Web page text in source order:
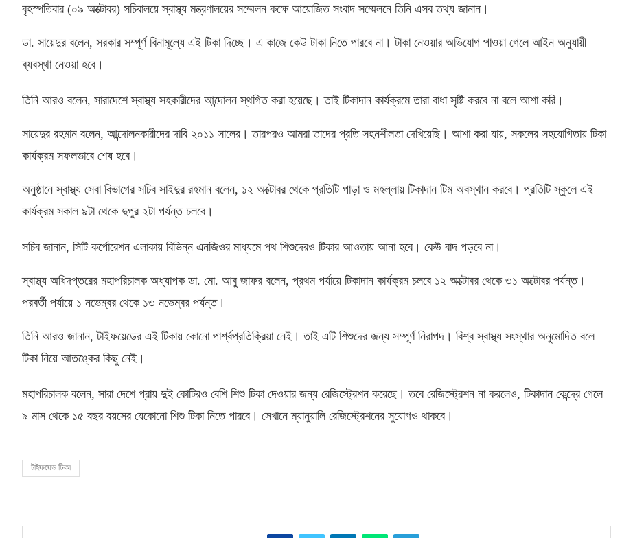
বৃহস্পতিবার (০৯ অক্টোবর) সচিবালয়ে স্বাস্থ্য মন্ত্রণালয়ের সম্মেলন কক্ষে আয়োজিত সংবাদ সম্মেলনে তিনি এসব তথ্য জানান।
ডা. সায়েদুর বলেন, সরকার সম্পূর্ণ বিনামূল্যে এই টিকা দিচ্ছে। এ কাজে কেউ টাকা নিতে পারবে না। টাকা নেওয়ার অভিযোগ পাওয়া গেলে আইন অনুযায়ী
ব্যবস্থা নেওয়া হবে।
তিনি আরও বলেন, সারাদেশে স্বাস্থ্য সহকারীদের আন্দোলন স্থগিত করা হয়েছে। তাই টিকাদান কার্যক্রমে তারা বাধা সৃষ্টি করবে না বলে আশা করি।
সায়েদুর রহমান বলেন, আন্দোলনকারীদের দাবি ২০১১ সালের। তারপরও আমরা তাদের প্রতি সহনশীলতা দেখিয়েছি। আশা করা যায়, সকলের সহযোগিতায় টিকা
কার্যক্রম সফলভাবে শেষ হবে।
অনুষ্ঠানে স্বাস্থ্য সেবা বিভাগের সচিব সাইদুর রহমান বলেন, ১২ অক্টোবর থেকে প্রতিটি পাড়া ও মহল্লায় টিকাদান টিম অবস্থান করবে। প্রতিটি স্কুলে এই
কার্যক্রম সকাল ৯টা থেকে দুপুর ২টা পর্যন্ত চলবে।
সচিব জানান, সিটি কর্পোরেশন এলাকায় বিভিন্ন এনজিওর মাধ্যমে পথ শিশুদেরও টিকার আওতায় আনা হবে। কেউ বাদ পড়বে না।
স্বাস্থ্য অধিদপ্তরের মহাপরিচালক অধ্যাপক ডা. মো. আবু জাফর বলেন, প্রথম পর্যায়ে টিকাদান কার্যক্রম চলবে ১২ অক্টোবর থেকে ৩১ অক্টোবর পর্যন্ত।
পরবর্তী পর্যায়ে ১ নভেম্বর থেকে ১৩ নভেম্বর পর্যন্ত।
তিনি আরও জানান,টাইফয়েডের এই টিকায় কোনো পার্শ্বপ্রতিক্রিয়া নেই। তাই এটি শিশুদের জন্য সম্পূর্ণ নিরাপদ। বিশ্ব স্বাস্থ্য সংস্থার অনুমোদিত বলে
টিকা নিয়ে আতঙ্কের কিছু নেই।
মহাপরিচালক বলেন, সারা দেশে প্রায় দুই কোটিরও বেশি শিশু টিকা দেওয়ার জন্য রেজিস্ট্রেশন করেছে। তবে রেজিস্ট্রেশন না করলেও, টিকাদান কেন্দ্রে গেলে
৯ মাস থেকে ১৫ বছর বয়সের যেকোনো শিশু টিকা নিতে পারবে। সেখানে ম্যানুয়ালি রেজিস্ট্রেশনের সুযোগও থাকবে।
টাইফয়েড টিকা